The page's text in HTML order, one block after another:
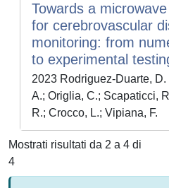
Towards a
for cerebrovascular
monitoring: from
to experimental
2023 Rodriguez-Duarte, D.
A.; Origlia, C.; Scapaticci,
R.; Crocco, L.; Vipiana, F.
Mostrati risultati da 2 a 4 di
4